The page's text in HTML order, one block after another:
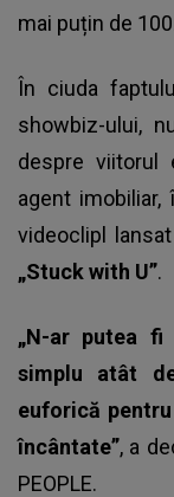
mai puțin de
În ciuda
showbiz-ului,
despre viitorul
agent
videoclipl
„Stuck with U”.
„N-ar putea
simplu atât
euforică
încântate”, a
PEOPLE.